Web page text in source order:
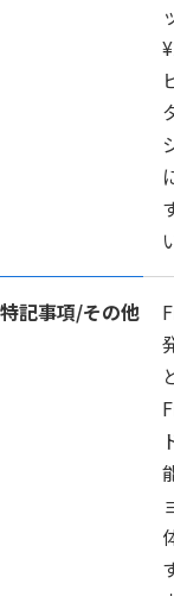
特記事項/その他